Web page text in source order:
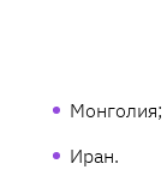
Монголия;
Иран.